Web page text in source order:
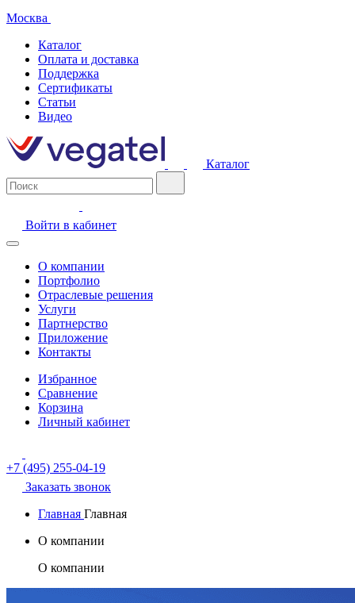
Москва
Каталог
Оплата и доставка
Поддержка
Сертификаты
Статьи
Видео
Каталог
Войти в кабинет
О компании
Портфолио
Отраслевые решения
Услуги
Партнерство
Приложение
Контакты
Избранное
Сравнение
Корзина
Личный кабинет
+7 (495) 255-04-19
Заказать звонок
Главная Главная
О компании
О компании